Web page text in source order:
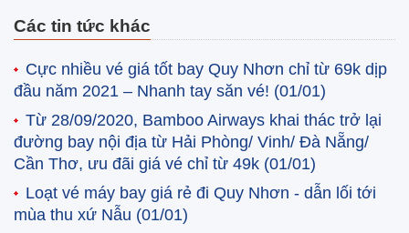
Các tin tức khác
Cực nhiều vé giá tốt bay Quy Nhơn chỉ từ 69k dịp
đầu năm 2021 – Nhanh tay săn vé! (01/01)
Từ 28/09/2020, Bamboo Airways khai thác trở lại
đường bay nội địa từ Hải Phòng/ Vinh/ Đà Nẵng/
Cần Thơ, ưu đãi giá vé chỉ từ 49k (01/01)
Loạt vé máy bay giá rẻ đi Quy Nhơn - dẫn lối tới
mùa thu xứ Nẫu (01/01)